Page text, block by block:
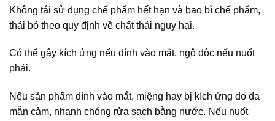
Không tái sử dụng chế phẩm hết hạn và bao bì chế phẩm,
thải bỏ theo quy định về chất thải nguy hại.
Có thể gây kích ứng nếu dính vào mắt, ngộ độc nếu nuốt
phải.
Nếu sản phẩm dính vào mắt, miệng hay bị kích ứng do da
mẫn cảm, nhanh chóng rửa sạch bằng nước. Nếu nuốt